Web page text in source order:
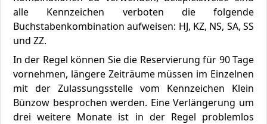
alle Kennzeichen verboten die folgende
Buchstabenkombination aufweisen: HJ, KZ, NS, SA, SS
und ZZ.
In der Regel können Sie die Reservierung für 90 Tage
vornehmen, längere Zeiträume müssen im Einzelnen
mit der Zulassungsstelle vom Kennzeichen Klein
Bünzow besprochen werden. Eine Verlängerung um
drei weitere Monate ist in der Regel problemlos